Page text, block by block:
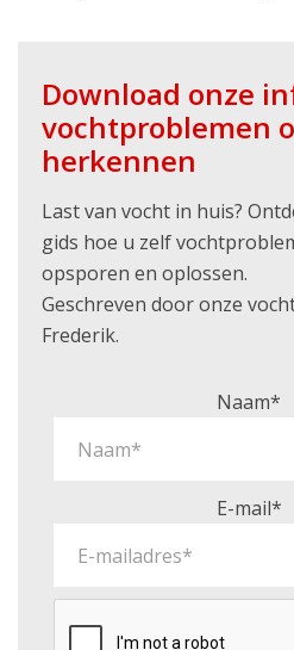
Download onze
vochtproblemen
herkennen
Last van vocht in huis?
gids hoe u zelf
opsporen en oplossen.
Geschreven door onze
Frederik.
Naam*
E-mail*